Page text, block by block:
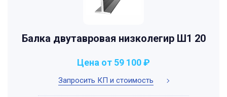
Балка двутавровая низколегир Ш1 20
Запросить КП и стоимость
Цена от 59 100 ₽